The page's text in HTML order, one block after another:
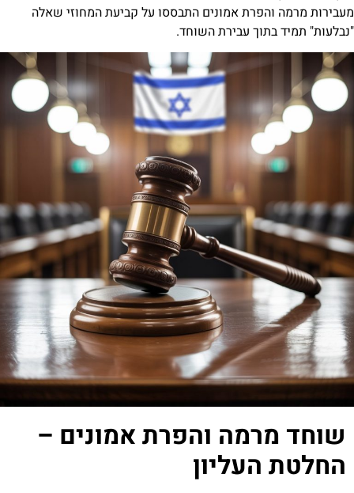
אמונים התבססו על קביעת המחוזי שאלה
עבירת השוחד.
והפרת אמונים –